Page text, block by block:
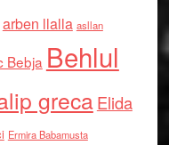
arben llalla asllan
Bebja Behlul
grecaElida
Ermira Babamusta